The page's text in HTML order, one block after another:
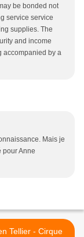
be bonded not
service service
supplies. The
and income
accompanied by a
Mais je
pour Anne
- Cirque